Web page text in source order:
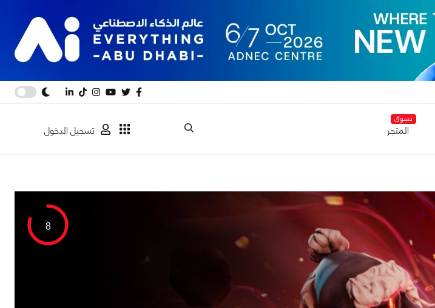
تسوق
المتجر تسجيل الدخول
8